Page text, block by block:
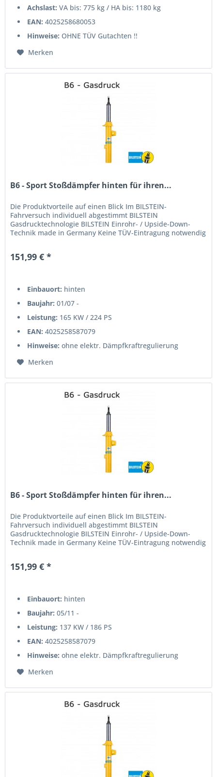
Achslast: VA bis: 775 kg / HA bis: 1180 kg
EAN: 4025258680053
Hinweise: OHNE TÜV Gutachten !!
Merken
B6 - Sport Stoßdämpfer hinten für ihren...
Die Produktvorteile auf einen Blick Im BILSTEIN-
Fahrversuch individuell abgestimmt BILSTEIN
Gasdrucktechnologie BILSTEIN Einrohr- / Upside-Down-
Technik made in Germany Keine TÜV-Eintragung notwendig
151,99 € *
Einbauort: hinten
Baujahr: 01/07 -
Leistung: 165 KW / 224 PS
EAN: 4025258587079
Hinweise: ohne elektr. Dämpfkraftregulierung
Merken
B6 - Sport Stoßdämpfer hinten für ihren...
Die Produktvorteile auf einen Blick Im BILSTEIN-
Fahrversuch individuell abgestimmt BILSTEIN
Gasdrucktechnologie BILSTEIN Einrohr- / Upside-Down-
Technik made in Germany Keine TÜV-Eintragung notwendig
151,99 € *
Einbauort: hinten
Baujahr: 05/11 -
Leistung: 137 KW / 186 PS
EAN: 4025258587079
Hinweise: ohne elektr. Dämpfkraftregulierung
Merken